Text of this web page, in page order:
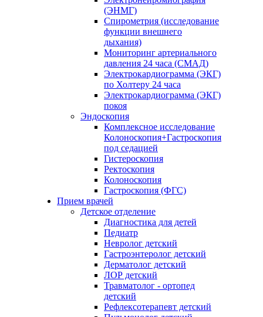
(ЭНМГ)
Спирометрия (исследование
функции внешнего
дыхания)
Мониторинг артериального
давления 24 часа (СМАД)
Электрокардиограмма (ЭКГ)
по Холтеру 24 часа
Электрокардиограмма (ЭКГ)
покоя
Эндоскопия
Комплексное исследование
Колоноскопия+Гастроскопия
под седацией
Гистероскопия
Ректоскопия
Колоноскопия
Гастроскопия (ФГС)
Прием врачей
Детское отделение
Диагностика для детей
Педиатр
Невролог детский
Гастроэнтеролог детский
Дерматолог детский
ЛОР детский
Травматолог - ортопед
детский
Рефлексотерапевт детский